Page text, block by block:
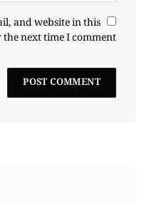
and website in this
next time I comment.